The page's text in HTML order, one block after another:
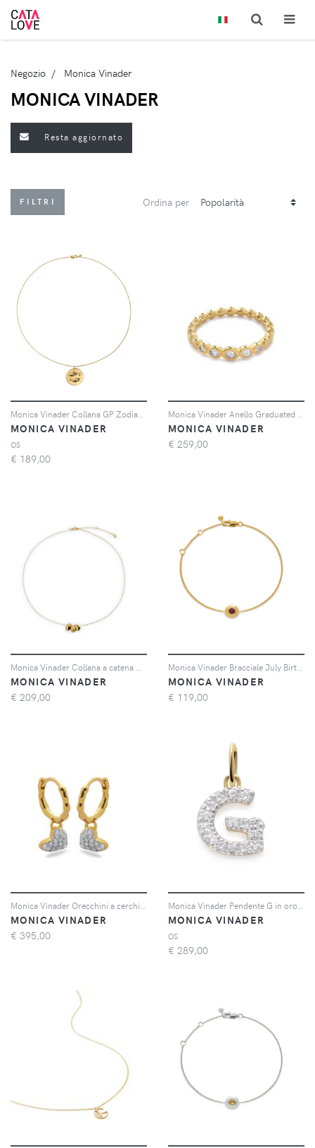
Negozio Monica Vinader
MONICA VINADER
Resta aggiornato
FILTRI Ordina per
MONICA VINADER
OS
€ 189,00
MONICA VINADER
€ 259,00
MONICA VINADER
€ 209,00
MONICA VINADER
€ 119,00
MONICA VINADER
€ 395,00
MONICA VINADER
OS
€ 289,00